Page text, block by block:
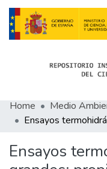
Communities
Statistics
Home Medio
Ensayos